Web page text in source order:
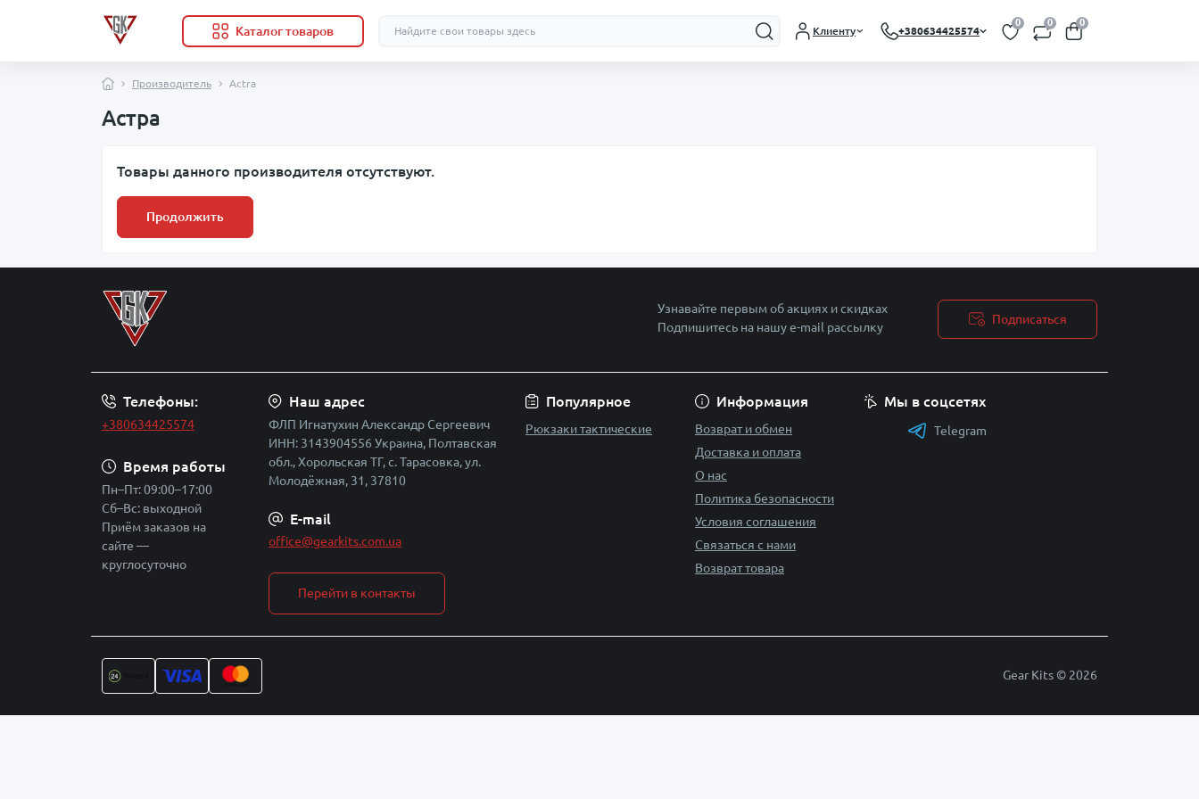
Каталог товаров Клиенту +380634425574
0 0 0
Производитель Actra
Астра
Товары данного производителя отсутствуют.
Продолжить
Узнавайте первым об акциях и скидках
Подпишитесь на нашу e-mail рассылку
Подписаться
Телефоны:
+380634425574
Время работы
Пн–Пт: 09:00–17:00
Сб–Вс: выходной
Приём заказов на
сайте —
круглосуточно
Наш адрес
ФЛП Игнатухин Александр Сергеевич
ИНН: 3143904556 Украина, Полтавская
обл., Хорольская ТГ, с. Тарасовка, ул.
Молодёжная, 31, 37810
E-mail
office@gearkits.com.ua
Перейти в контакты
Популярное
Рюкзаки тактические
Информация
Возврат и обмен
Доставка и оплата
О нас
Политика безопасности
Условия соглашения
Связаться с нами
Возврат товара
Мы в соцсетях
Telegram
Gear Kits © 2026